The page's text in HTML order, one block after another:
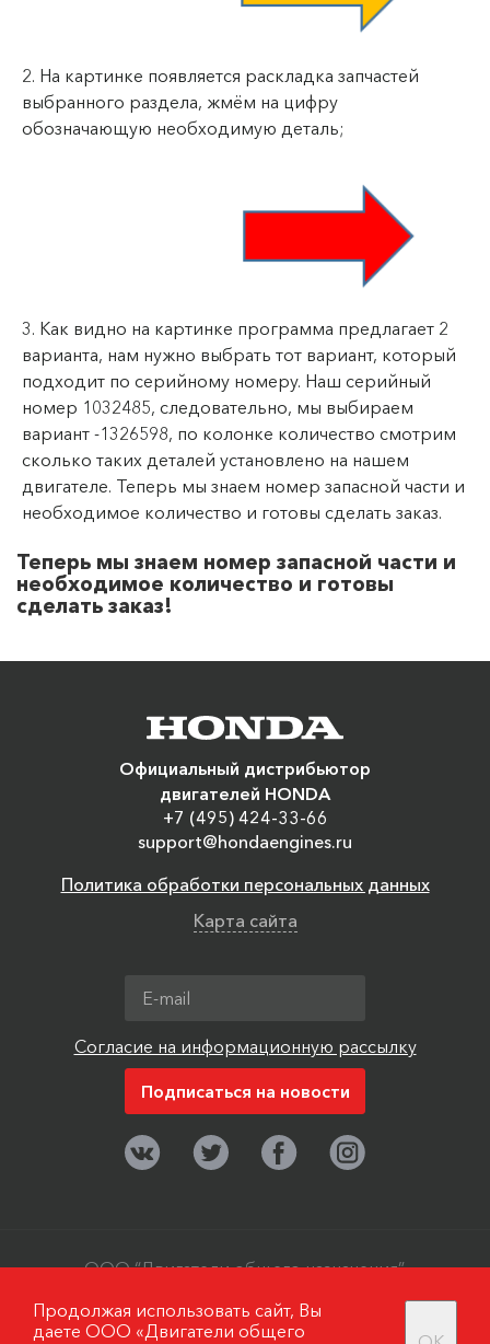
2. На картинке появляется раскладка запчастей
выбранного раздела, жмём на цифру
обозначающую необходимую деталь;
3. Как видно на картинке программа предлагает 2
варианта, нам нужно выбрать тот вариант, который
подходит по серийному номеру. Наш серийный
номер 1032485, следовательно, мы выбираем
вариант -1326598, по колонке количество смотрим
сколько таких деталей установлено на нашем
двигателе. Теперь мы знаем номер запасной части и
необходимое количество и готовы сделать заказ.
Теперь мы знаем номер запасной части и
необходимое количество и готовы
сделать заказ!
Официальный дистрибьютор
двигателей HONDA
+7 (495) 424-33-66
support@hondaengines.ru
Политика обработки персональных данных
Карта сайта
Согласие на информационную рассылку
ООО “Двигатели общего назначения”,
2006-2019
Продолжая использовать сайт, Вы
даете ООО «Двигатели общего